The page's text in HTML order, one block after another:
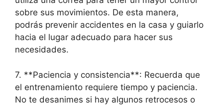
sobre sus movimientos. De esta manera,
podrás prevenir accidentes en la casa y guiarlo
hacia el lugar adecuado para hacer sus
necesidades.
7. **Paciencia y consistencia**: Recuerda que
el entrenamiento requiere tiempo y paciencia.
No te desanimes si hay algunos retrocesos o